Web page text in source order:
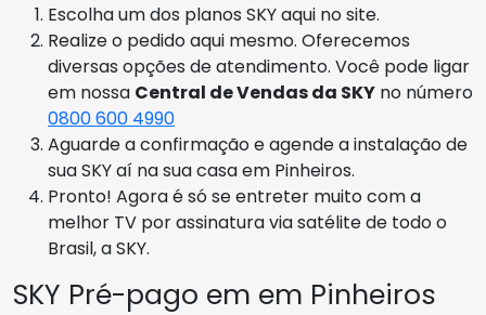
Escolha um dos planos SKY aqui no site.
Realize o pedido aqui mesmo. Oferecemos
diversas opções de atendimento. Você pode ligar
em nossa Central de Vendas da SKY no número
0800 600 4990
Aguarde a confirmação e agende a instalação de
sua SKY aí na sua casa em Pinheiros.
Pronto! Agora é só se entreter muito com a
melhor TV por assinatura via satélite de todo o
Brasil, a SKY.
SKY Pré-pago em em Pinheiros